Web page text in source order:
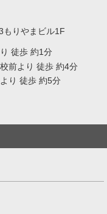
もりやまビル1F
徒歩 約1分
前より 徒歩 約4分
り 徒歩 約5分